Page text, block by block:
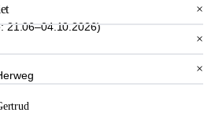
×
×
×
21.06–04.10.2026)